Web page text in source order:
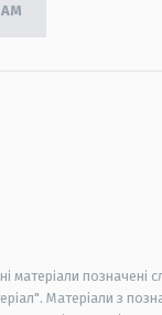
матеріали позначені
Матеріали з